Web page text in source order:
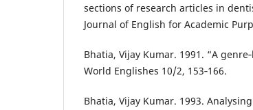
sections of research articles in
Journal of English for Academic
Bhatia, Vijay Kumar. 1991. “A
World Englishes 10/2, 153‑166.
Bhatia, Vijay Kumar. 1993.